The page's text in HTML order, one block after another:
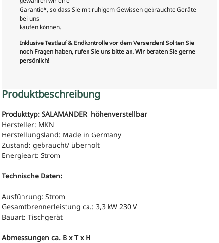
Garantie*, so dass Sie mit ruhigem Gewissen gebrauchte Geräte
bei uns
kaufen können.
Inklusive Testlauf & Endkontrolle vor dem Versenden! Sollten Sie
noch Fragen haben, rufen Sie uns bitte an. Wir beraten Sie gerne
persönlich!
Produktbeschreibung
Produkttyp: SALAMANDER höhenverstellbar
Hersteller: MKN
Herstellungsland: Made in Germany
Zustand: gebraucht/ überholt
Energieart: Strom
Technische Daten:
Ausführung: Strom
Gesamtbrennerleistung ca.: 3,3 kW 230 V
Bauart: Tischgerät
Abmessungen ca. B x T x H